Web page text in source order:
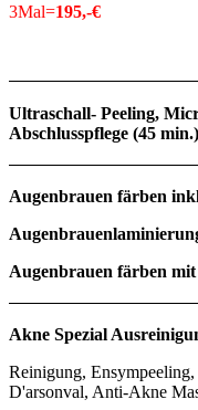
3Mal=195,-€
Ultraschall- Peeling,
Abschlusspflege (45 min.)
Augenbrauen färben
Augenbrauen färben mit
Akne Spezial
Reinigung,
D'arsonval, Anti-Akne